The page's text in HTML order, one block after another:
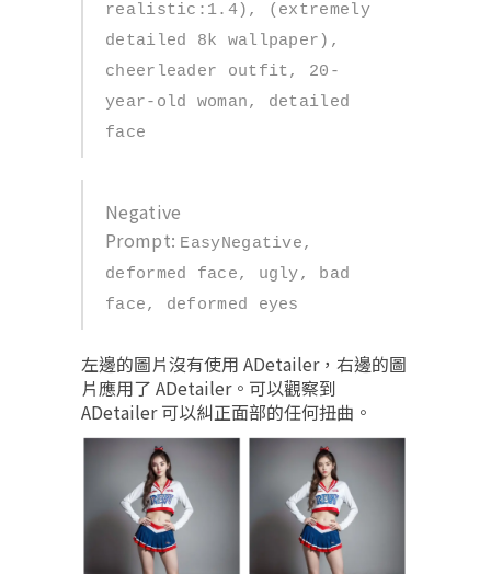
realistic:1.4), (extremely
detailed 8k wallpaper),
cheerleader outfit, 20-
year-old woman, detailed
face
Negative
Prompt: EasyNegative,
deformed face, ugly, bad
face, deformed eyes
左邊的圖片沒有使用 ADetailer，右邊的圖
片應用了 ADetailer。可以觀察到
ADetailer 可以糾正面部的任何扭曲。